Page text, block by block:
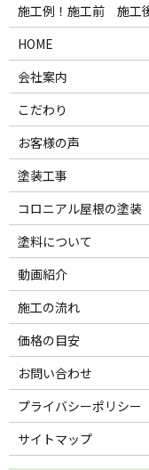
施工例！施工前 施工
HOME
会社案内
こだわり
お客様の声
塗装工事
コロニアル屋根の塗装
塗料について
動画紹介
施工の流れ
価格の目安
お問い合わせ
プライバシーポリシー
サイトマップ